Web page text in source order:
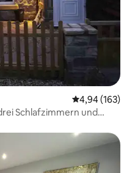
4,94 (163)
Schlafzimmern und